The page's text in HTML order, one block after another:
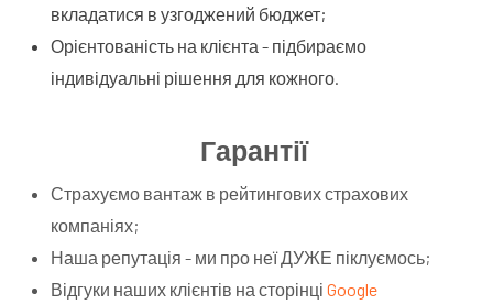
вкладатися в узгоджений бюджет;
Орієнтованість на клієнта - підбираємо
індивідуальні рішення для кожного.
Гарантії
Страхуємо вантаж в рейтингових страхових
компаніях;
Наша репутація - ми про неї ДУЖЕ піклуємось;
Відгуки наших клієнтів на сторінціGoogle